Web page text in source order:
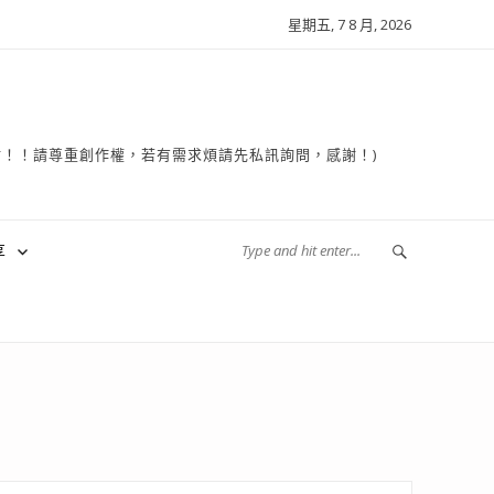
星期五, 7 8 月, 2026
請尊重創作權，若有需求煩請先私訊詢問，感謝！)